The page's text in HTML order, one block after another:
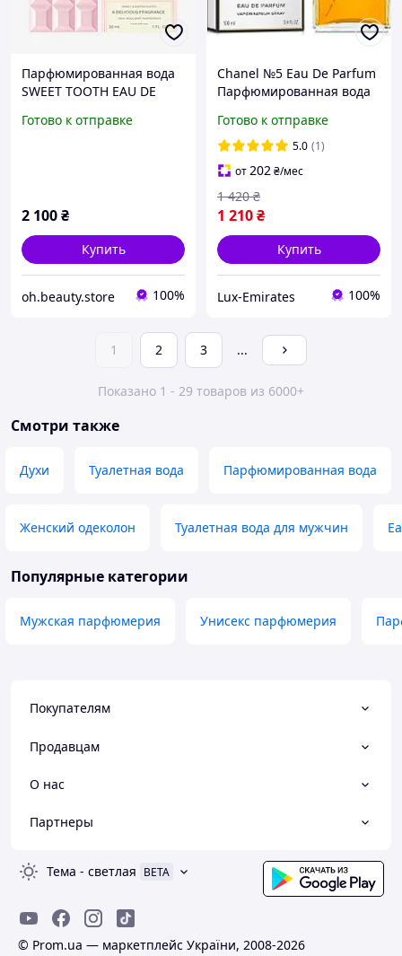
Парфюмированная вода
SWEET TOOTH EAU DE
Carpenter
Готово к отправке
2 100₴
Купить
oh.beauty.store 100%
Chanel №5 Eau De Parfum
Парфюмированная вода
Номер 5 100 мл Женский
Готово к отправке
5.0 (1)
от202₴/мес
1 210₴
1 420 ₴
Купить
Lux-Emirates 100%
1 2 3 ...
Показано 1 - 29 товаров из 6000+
Смотри также
Духи Туалетная вода Парфюмированная вода
Женский одеколон Туалетная вода для мужчин
Популярные категории
Мужская парфюмерия Унисекс парфюмерия
Покупателям
Продавцам
О нас
Партнеры
Тема - светлая BETA
© Prom.ua — маркетплейс України, 2008-2026